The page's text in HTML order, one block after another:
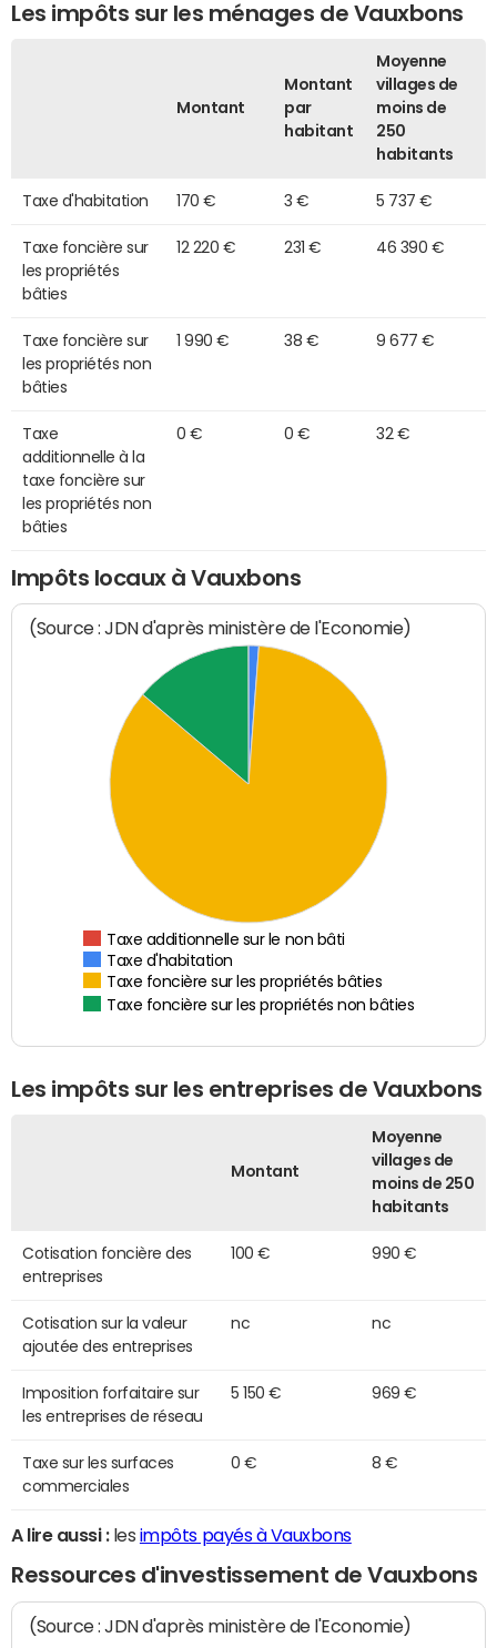
Les impôts sur les ménages de Vauxbons
Montant
Montant
par
habitant
Moyenne
villages de
moins de
250
habitants
Taxe d'habitation 170 € 3 € 5 737 €
Taxe foncière sur
les propriétés
bâties
12 220 € 231 € 46 390 €
Taxe foncière sur
les propriétés non
bâties
1 990 € 38 € 9 677 €
Taxe
additionnelle à la
taxe foncière sur
les propriétés non
bâties
0 € 0 € 32 €
Impôts locaux à Vauxbons
(Source : JDN d'après ministère de l'Economie)
Taxe additionnelle sur le non bâti
Taxe d'habitation
Taxe foncière sur les propriétés bâties
Taxe foncière sur les propriétés non bâties
Les impôts sur les entreprises de Vauxbons
Montant
Moyenne
villages de
moins de 250
habitants
Cotisation foncière des
entreprises
100 € 990 €
Cotisation sur la valeur
ajoutée des entreprises
nc nc
Imposition forfaitaire sur
les entreprises de réseau
5 150 € 969 €
Taxe sur les surfaces
commerciales
0 € 8 €
A lire aussi :les impôts payés à Vauxbons
Ressources d'investissement de Vauxbons
(Source : JDN d'après ministère de l'Economie)